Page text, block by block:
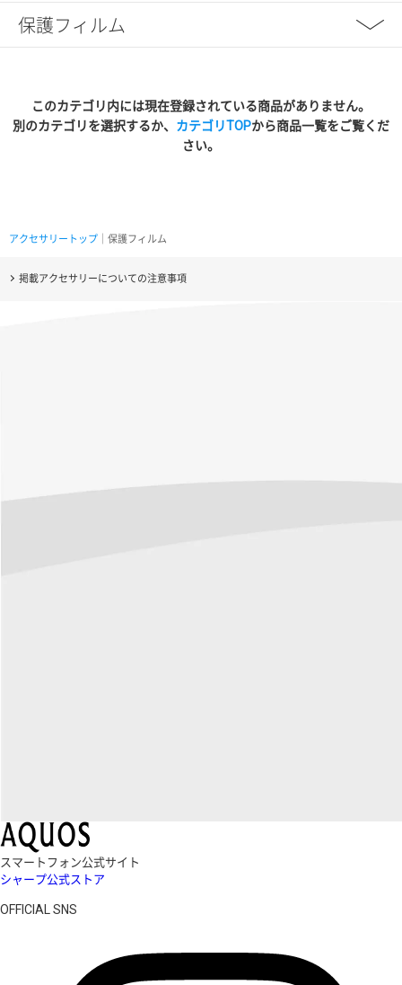
保護フィルム
このカテゴリ内には現在登録されている商品がありません。
別のカテゴリを選択するか、 カテゴリTOPから商品一覧をご覧くだ
さい。
アクセサリートップ ｜保護フィルム
掲載アクセサリーについての注意事項
スマートフォン公式サイト
シャープ公式ストア
OFFICIAL SNS